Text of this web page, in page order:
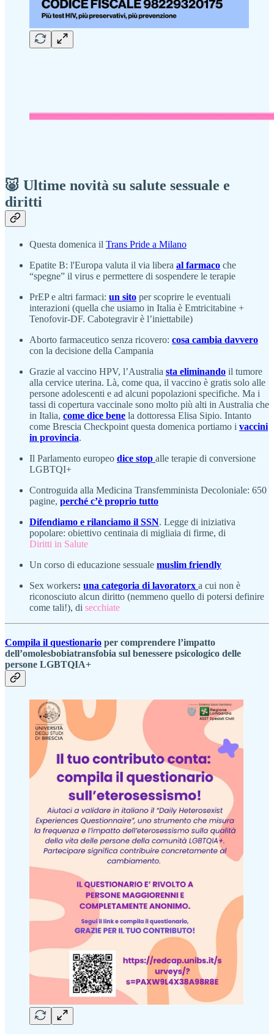
🐷 Ultime novità su salute sessuale e
diritti
Questa domenica il Trans Pride a Milano
Epatite B: l'Europa valuta il via libera al farmaco che
“spegne” il virus e permettere di sospendere le terapie
PrEP e altri farmaci: un sito per scoprire le eventuali
interazioni (quella che usiamo in Italia è Emtricitabine +
Tenofovir-DF. Cabotegravir è l’iniettabile)
Aborto farmaceutico senza ricovero: cosa cambia davvero
con la decisione della Campania
Grazie al vaccino HPV, l’Australia sta eliminando il tumore
alla cervice uterina. Là, come qua, il vaccino è gratis solo alle
persone adolescenti e ad alcuni popolazioni specifiche. Ma i
tassi di copertura vaccinale sono molto più alti in Australia che
in Italia, come dice bene la dottoressa Elisa Sipio. Intanto
come Brescia Checkpoint questa domenica portiamo i vaccini
in provincia.
Il Parlamento europeo dice stop alle terapie di conversione
LGBTQI+
Controguida alla Medicina Transfemminista Decoloniale: 650
pagine, perché c’è proprio tutto
Difendiamo e rilanciamo il SSN. Legge di iniziativa
popolare: obiettivo centinaia di migliaia di firme, di
Diritti in Salute
Un corso di educazione sessuale muslim friendly
Sex workers: una categoria di lavoratorx a cui non è
riconosciuto alcun diritto (nemmeno quello di potersi definire
come tali!), di secchiate
Compila il questionario per comprendere l’impatto
dell’omolesbobiatransfobia sul benessere psicologico delle
persone LGBTQIA+